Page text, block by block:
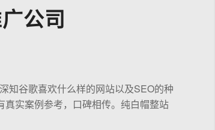
公司
知谷歌喜欢什么样的网站以及SEO的种
实案例参考，口碑相传。纯白帽整站